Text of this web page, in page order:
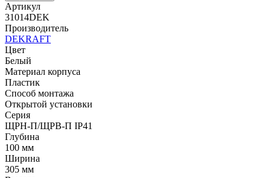
Артикул
31014DEK
Производитель
DEKRAFT
Цвет
Белый
Материал корпуса
Пластик
Способ монтажа
Открытой установки
Серия
ЩРН-П/ЩРВ-П IP41
Глубина
100 мм
Ширина
305 мм